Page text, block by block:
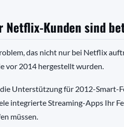
Netflix-Kunden sind
das nicht nur bei Netflix
vor 2014 hergestellt wurden.
Unterstützung für 2012-Smart-
integrierte Streaming-Apps Ihr
müssen.